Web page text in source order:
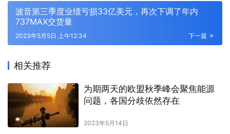
波音第三季度业绩亏损33亿美元，再次下调了年内
737MAX交货量
下一篇
2023年5月5日 上午12:34
相关推荐
为期两天的欧盟秋季峰会聚焦能源
问题，各国分歧依然存在
2023年5月14日